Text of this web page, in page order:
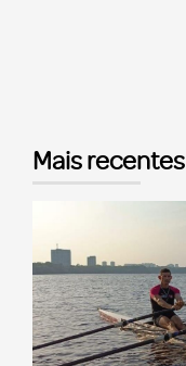
Mais recentes